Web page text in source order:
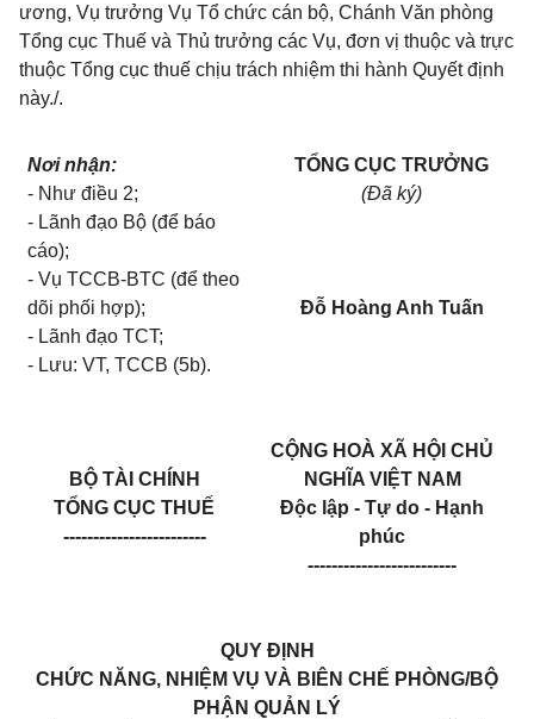
ương, Vụ trưởng Vụ Tổ chức cán bộ, Chánh Văn phòng
Tổng cục Thuế và Thủ trưởng các Vụ, đơn vị thuộc và trực
thuộc Tổng cục thuế chịu trách nhiệm thi hành Quyết định
này./.
Nơi nhận:
- Như điều 2;
- Lãnh đạo Bộ (để báo
cáo);
- Vụ TCCB-BTC (để theo
dõi phối hợp);
- Lãnh đạo TCT;
- Lưu: VT, TCCB (5b).
TỔNG CỤC TRƯỞNG
(Đã ký)
Đỗ Hoàng Anh Tuấn
BỘ TÀI CHÍNH
TỔNG CỤC THUẾ
------------------------
CỘNG HOÀ XÃ HỘI CHỦ
NGHĨA VIỆT NAM
Độc lập - Tự do - Hạnh
phúc
-------------------------
QUY ĐỊNH
CHỨC NĂNG, NHIỆM VỤ VÀ BIÊN CHẾ PHÒNG/BỘ
PHẬN QUẢN LÝ